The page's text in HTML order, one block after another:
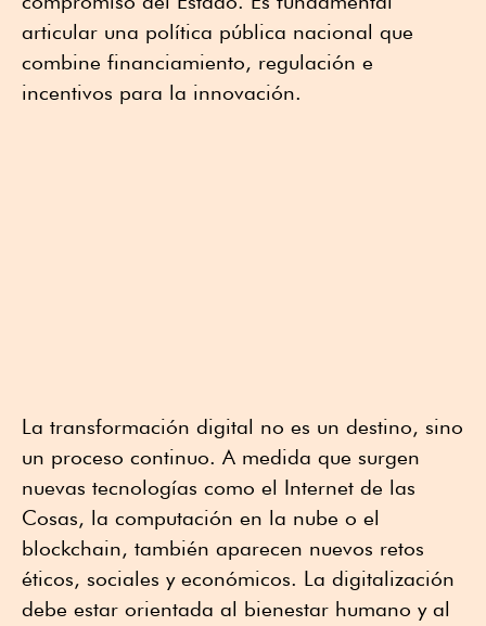
articular una política pública nacional que
combine financiamiento, regulación e
incentivos para la innovación.
La transformación digital no es un destino, sino
un proceso continuo. A medida que surgen
nuevas tecnologías como el Internet de las
Cosas, la computación en la nube o el
blockchain, también aparecen nuevos retos
éticos, sociales y económicos. La digitalización
debe estar orientada al bienestar humano y al